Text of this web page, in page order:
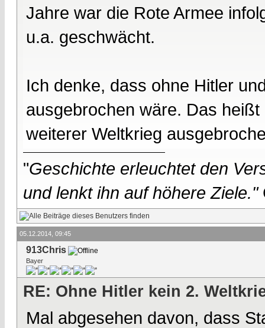
Jahre war die Rote Armee
u.a. geschwächt.
Ich denke, dass ohne Hitler
ausgebrochen wäre. Das
weiterer Weltkrieg
"Geschichte erleuchtet den
und lenkt ihn auf höhere Ziele."
05.12.2014, 09:45
913Chris
Bayer
RE: Ohne Hitler kein 2.
Mal abgesehen davon, dass